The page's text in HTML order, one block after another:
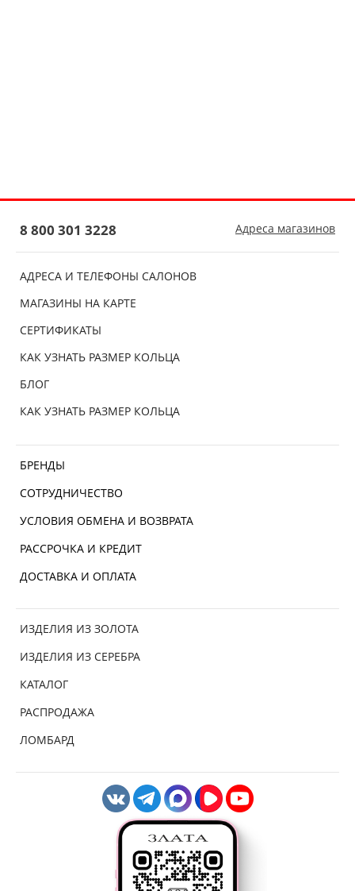
АДРЕСА И ТЕЛЕФОНЫ САЛОНОВ
МАГАЗИНЫ НА КАРТЕ
СЕРТИФИКАТЫ
КАК УЗНАТЬ РАЗМЕР КОЛЬЦА
БЛОГ
КАК УЗНАТЬ РАЗМЕР КОЛЬЦА
БРЕНДЫ
СОТРУДНИЧЕСТВО
УСЛОВИЯ ОБМЕНА И ВОЗВРАТА
РАССРОЧКА И КРЕДИТ
ДОСТАВКА И ОПЛАТА
ИЗДЕЛИЯ ИЗ ЗОЛОТА
ИЗДЕЛИЯ ИЗ СЕРЕБРА
КАТАЛОГ
РАСПРОДАЖА
ЛОМБАРД
8 800 301 3228 Адреса магазинов